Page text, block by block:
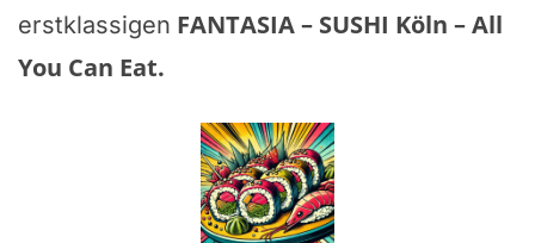
erstklassigen FANTASIA – SUSHI Köln – All
You Can Eat.